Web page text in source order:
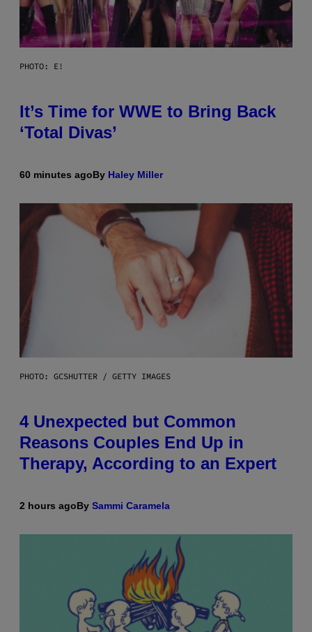
PHOTO: E!
It’s Time for WWE to Bring Back
‘Total Divas’
60 minutes agoBy Haley Miller
PHOTO: GCSHUTTER / GETTY IMAGES
4 Unexpected but Common
Reasons Couples End Up in
Therapy, According to an Expert
2 hours agoBy Sammi Caramela